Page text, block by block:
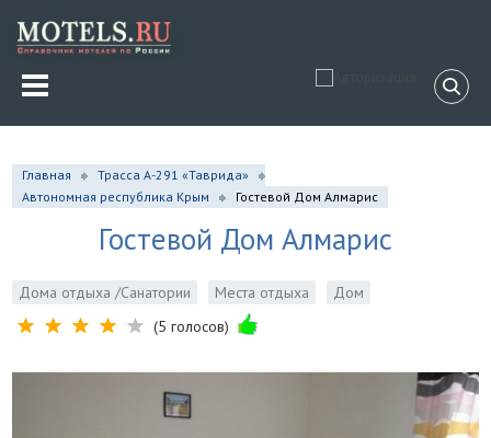
Главная
Трасса А-291 «Таврида»
Автономная республика Крым
Гостевой Дом Алмарис
Гостевой Дом Алмарис
Дома отдыха /Санатории Места отдыха
Дом
(5 голосов)